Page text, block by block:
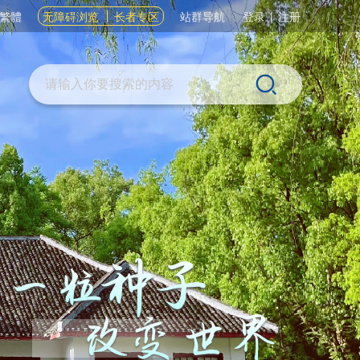
繁體 无障碍浏览 长者专区 站群导航 登录|注册